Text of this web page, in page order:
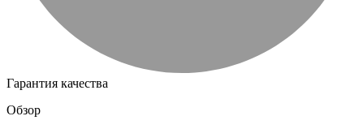
Гарантия качества
Обзор